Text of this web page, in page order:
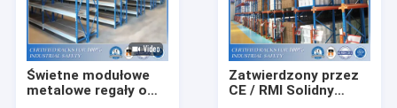
Świetne modułowe
metalowe regały o
Zatwierdzony przez
CE / RMI Solidny